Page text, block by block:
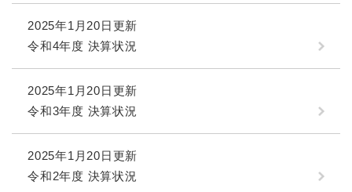
2025年1月20日更新
令和4年度 決算状況
2025年1月20日更新
令和3年度 決算状況
2025年1月20日更新
令和2年度 決算状況